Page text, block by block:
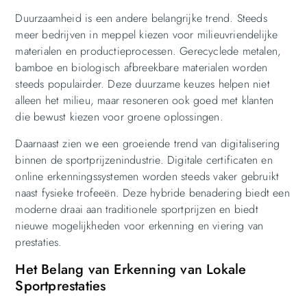
Duurzaamheid is een andere belangrijke trend. Steeds
meer bedrijven in meppel kiezen voor milieuvriendelijke
materialen en productieprocessen. Gerecyclede metalen,
bamboe en biologisch afbreekbare materialen worden
steeds populairder. Deze duurzame keuzes helpen niet
alleen het milieu, maar resoneren ook goed met klanten
die bewust kiezen voor groene oplossingen.
Daarnaast zien we een groeiende trend van digitalisering
binnen de sportprijzenindustrie. Digitale certificaten en
online erkenningssystemen worden steeds vaker gebruikt
naast fysieke trofeeën. Deze hybride benadering biedt een
moderne draai aan traditionele sportprijzen en biedt
nieuwe mogelijkheden voor erkenning en viering van
prestaties.
Het Belang van Erkenning van Lokale
Sportprestaties